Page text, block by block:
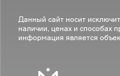
Данный сайт носит
наличии, ценах и способах
информация является